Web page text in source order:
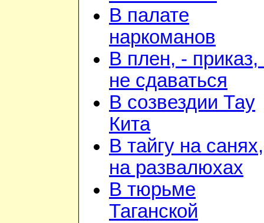
В палате
наркоманов
В плен, - приказ,
не сдаваться
В созвездии Тау
Кита
В тайгу на санях,
на развалюхах
В тюрьме
Таганской